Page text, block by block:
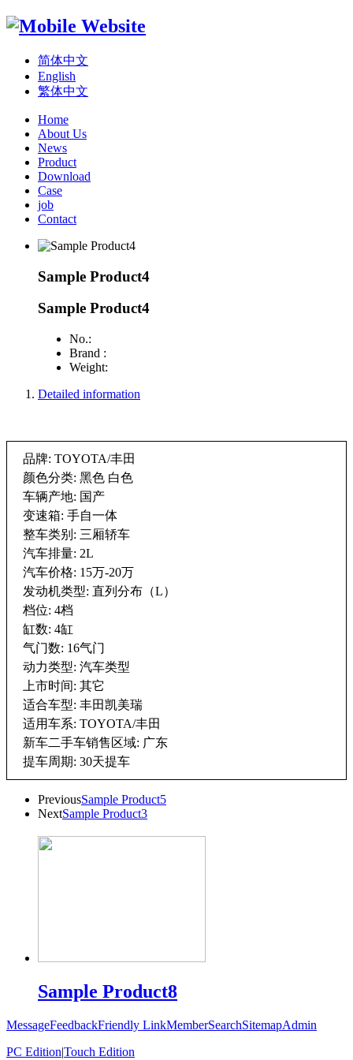
简体中文
English
繁体中文
Home
About Us
News
Product
Download
Case
job
Contact
Sample Product4
Sample Product4
No.:
Brand :
Weight:
Detailed information
品牌: TOYOTA/丰田
颜色分类: 黑色 白色
车辆产地: 国产
变速箱: 手自一体
整车类别: 三厢轿车
汽车排量: 2L
汽车价格: 15万-20万
发动机类型: 直列分布（L）
档位: 4档
缸数: 4缸
气门数: 16气门
动力类型: 汽车类型
上市时间: 其它
适合车型: 丰田凯美瑞
适用车系: TOYOTA/丰田
新车二手车销售区域: 广东
提车周期: 30天提车
PreviousSample Product5
NextSample Product3
Sample Product8
MessageFeedbackFriendly LinkMemberSearchSitemapAdmin
PC Edition|Touch Edition